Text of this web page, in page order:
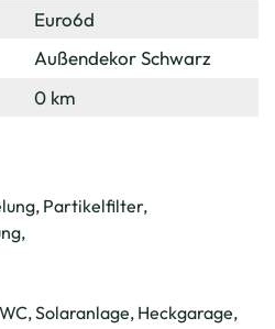
Euro6d
Außendekor Schwarz
0 km
Partikelfilter,
Solaranlage, Heckgarage,